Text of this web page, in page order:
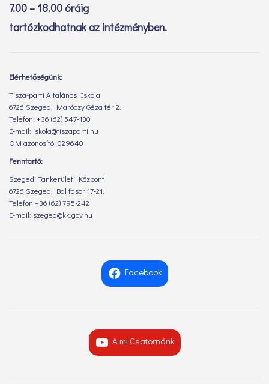
7.00 – 18.00 óráig
tartózkodhatnak az intézményben.
Elérhetőségünk:
Tisza-parti Általános Iskola
6726 Szeged, Maróczy Géza tér 2.
Telefon: +36 (62) 547-130
E-mail: iskola@tiszaparti.hu
OM azonosító: 029640
Fenntartó:
Szegedi Tankerületi Központ
6726 Szeged, Bal fasor 17-21.
Telefon +36 (62) 795-242
E-mail: szeged@kk.gov.hu
Facebook
A mi Csatornánk